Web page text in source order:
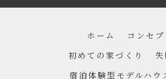
ホーム コンセプ
初めての家づくり
宿泊体験型モデルハウ